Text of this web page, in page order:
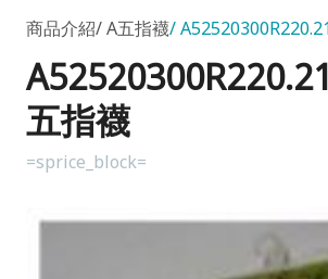
商品介紹 A五指襪
五指襪
=sprice_block=